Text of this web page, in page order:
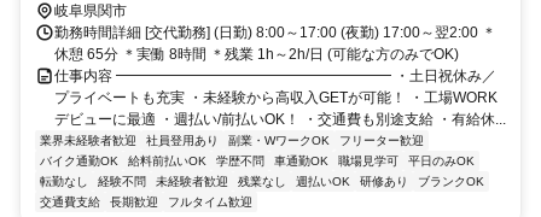
岐阜県関市
勤務時間詳細 [交代勤務] (日勤) 8:00～17:00 (夜勤) 17:00～翌2:00 ＊
休憩 65分 ＊実働 8時間 ＊残業 1h～2h/日 (可能な方のみでOK)
仕事内容 ━━━━━━━━━━━━━━━━━━━ ・土日祝休み／
プライベートも充実 ・未経験から高収入GETが可能！ ・工場WORK
デビューに最適 ・週払い/前払いOK！ ・交通費も別途支給 ・有給休...
業界未経験者歓迎 社員登用あり 副業・WワークOK
フリーター歓迎
バイク通勤OK
給料前払いOK 学歴不問 車通勤OK 職場見学可
平日のみOK
転勤なし
経験不問 未経験者歓迎 残業なし 週払いOK 研修あり
ブランクOK
交通費支給
長期歓迎 フルタイム歓迎